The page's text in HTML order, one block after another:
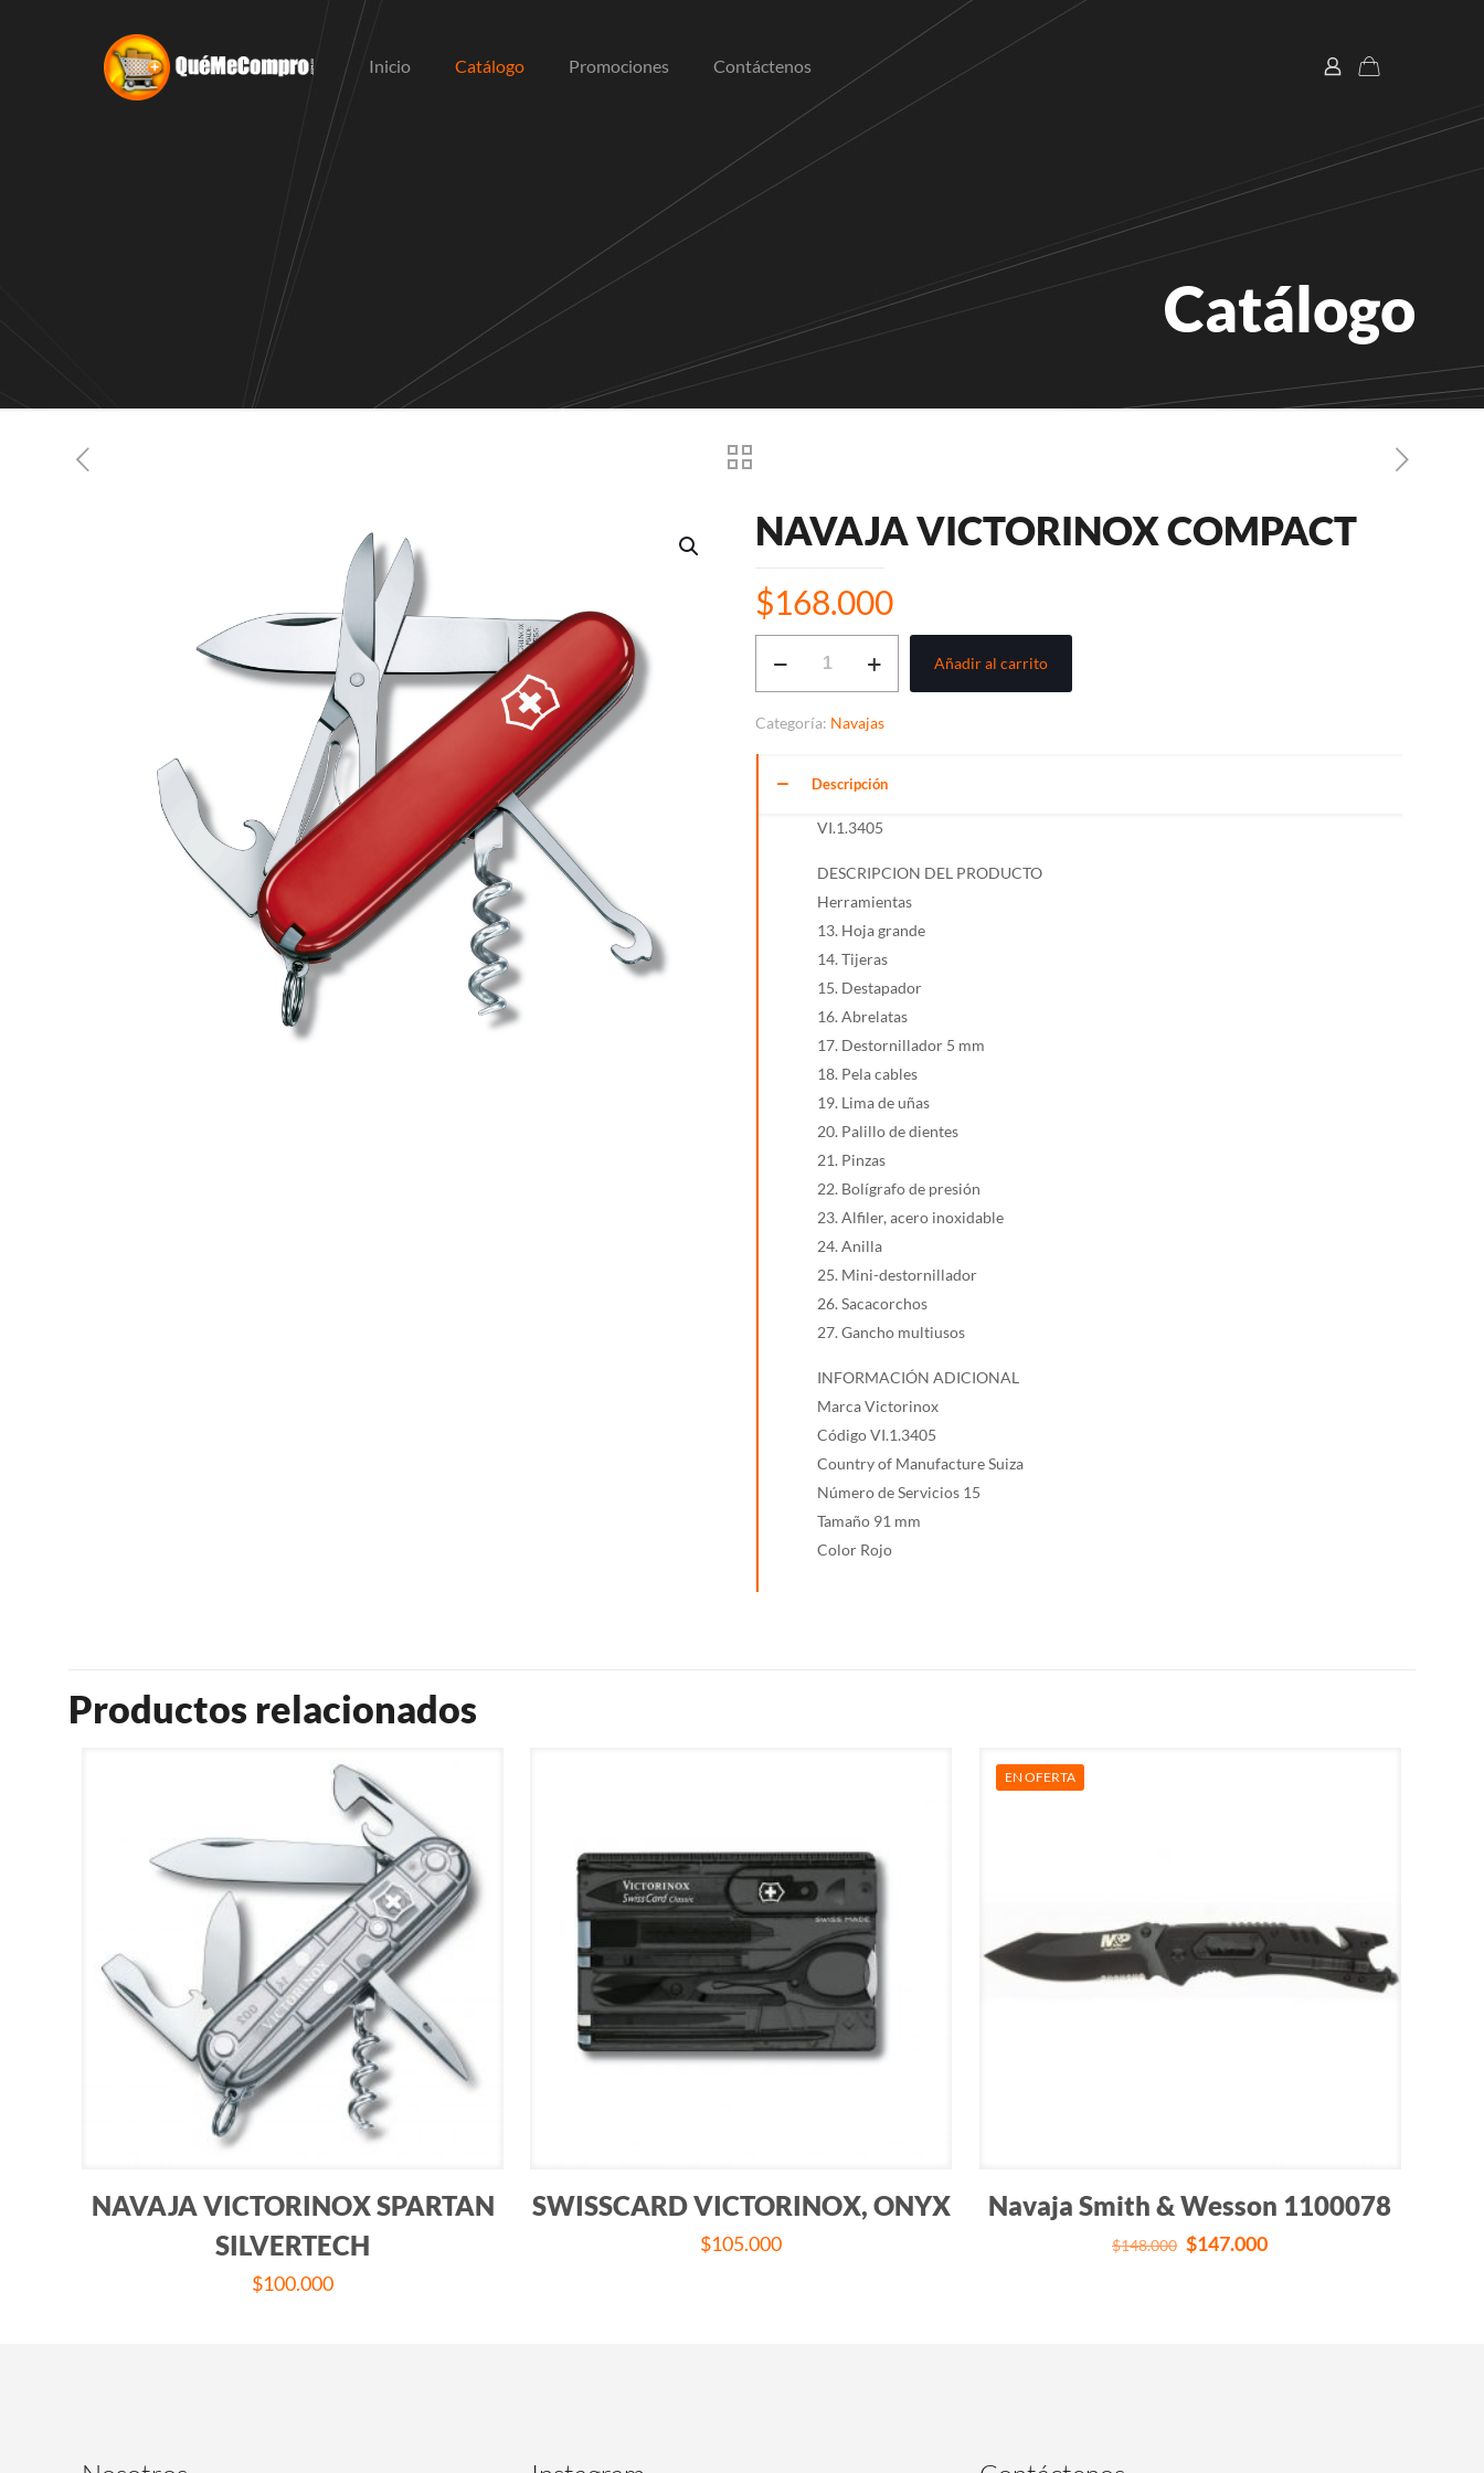
Inicio Catálogo Promociones Contáctenos
Catálogo
NAVAJA VICTORINOX COMPACT
$168.000
cantidad
Añadir al carrito
Categoría: Navajas
Descripción
VI.1.3405
DESCRIPCION DEL PRODUCTO
Herramientas
13. Hoja grande
14. Tijeras
15. Destapador
16. Abrelatas
17. Destornillador 5 mm
18. Pela cables
19. Lima de uñas
20. Palillo de dientes
21. Pinzas
22. Bolígrafo de presión
23. Alfiler, acero inoxidable
24. Anilla
25. Mini-destornillador
26. Sacacorchos
27. Gancho multiusos
INFORMACIÓN ADICIONAL
Marca Victorinox
Código VI.1.3405
Country of Manufacture Suiza
Número de Servicios 15
Tamaño 91 mm
Color Rojo
Productos relacionados
NAVAJA VICTORINOX SPARTAN
SILVERTECH
$100.000
SWISSCARD VICTORINOX, ONYX
$105.000
EN OFERTA
Navaja Smith & Wesson 1100078
$148.000 El
$147.000El